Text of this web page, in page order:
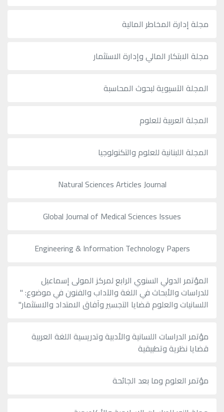
مجلة إدارة المخاطر المالية
مجلة الابتكار المالي وإدارة الاستثمار
المجلة الآسيوية لبحوث المحاسبة
المجلة العربية للعلوم
المجلة اللبنانية للعلوم والتكنولوجيا
Natural Sciences Articles Journal
Global Journal of Medical Sciences Issues
Engineering & Information Technology Papers
المؤتمر الدولي السنوي الرابع لمركز المولى إسماعيل
للدراسات والأبحاث في اللغة والآداب والفنون في موضوع: "
اللسانيات والعلوم قضايا التجسير وآفاق الامتداد والاستثمار"
مؤتمر الدراسات اللسانية والأدبية وتدريسية اللغة العربية
قضايا نظرية وتطبيقية
مؤتمر العلوم وما بعد الجائحة